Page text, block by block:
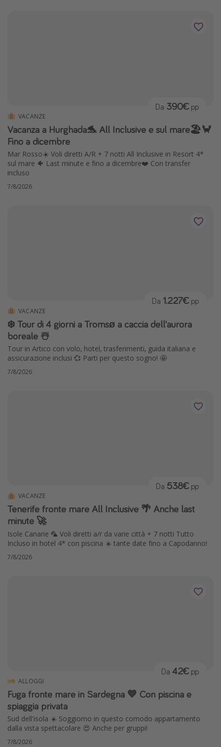
VACANZE
Vacanza a Hurghada🐬 All Inclusive e sul mare🏖🦀
Fino a dicembre
Mar Rosso☀️ Voli diretti A/R + 7 notti All Inclusive in Resort 4*
sul mare 🐠 Last minute e fino a dicembre❤️ Con transfer
incluso
Da 390€ pp
7/8/2026
VACANZE
❄️ Tour di 4 giorni a Tromsø a caccia dell'aurora
boreale ☃️
Tour in Artico con volo, hotel, trasferimenti, guida italiana e
assicurazione inclusi 💞 Parti per questo sogno! 🤩
Da 1.227€ pp
7/8/2026
VACANZE
Tenerife fronte mare All Inclusive 🌴 Anche last
minute 🚀
Isole Canarie 🦜 Voli diretti a/r da varie città + 7 notti Tutto
Incluso in hotel 4* con piscina ☀️ tante date fino a Capodanno!
Da 538€ pp
7/8/2026
ALLOGGI
Fuga fronte mare in Sardegna 💙 Con piscina e
spiaggia privata
Sud dell'isola ☀️ Soggiorno in questo comodo appartamento
dalla vista spettacolare 😍 Anche per gruppi!
Da 42€ pp
7/8/2026